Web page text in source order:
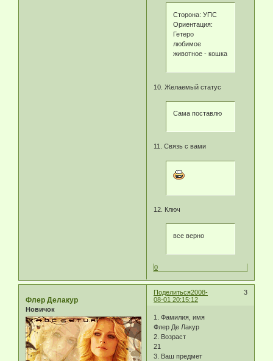
Сторона: УПС
Ориентация:
Гетеро
любимое
животное - кошка
10. Желаемый статус
Сама поставлю
11. Связь с вами
12. Ключ
все верно
0
Поделиться 3
2008-
08-01 20:15:12
Флер Делакур
Новичок
1. Фамилия, имя
Флер Де Лакур
2. Возраст
21
3. Ваш предмет